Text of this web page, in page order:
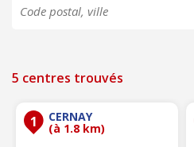
5 centres trouvés
1 CERNAY
(à 1.8 km)